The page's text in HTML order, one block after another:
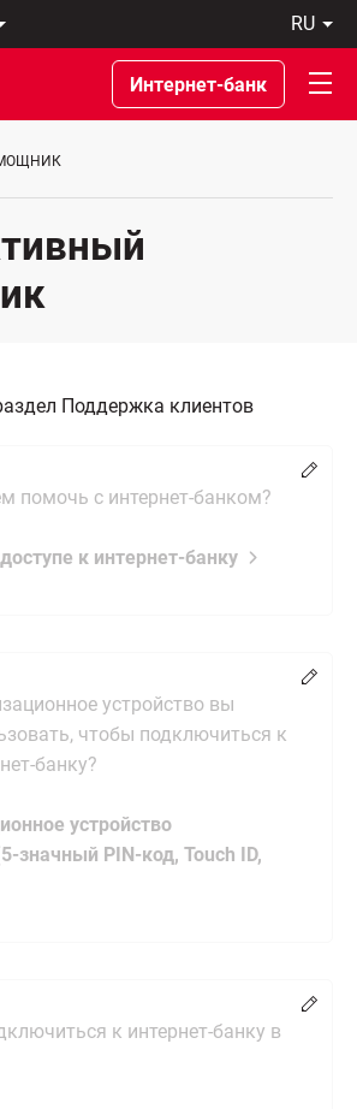
Интернет-банк
Поддержка клиентов
помочь с интернет-банком?
к интернет-банку
устройство вы
чтобы подключиться к
банку?
устройство
значный PIN-код, Touch ID,
к интернет-банку в